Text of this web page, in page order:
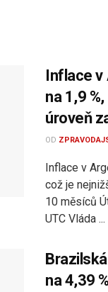
Inflace v
na 1,9
úroveň
OD
Inflace v
což je
10 měsíců
UTC Vláda ...
na 4,39